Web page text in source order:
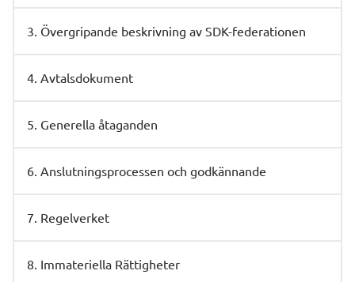
3. Övergripande beskrivning av SDK-federationen
4. Avtalsdokument
5. Generella åtaganden
6. Anslutningsprocessen och godkännande
7. Regelverket
8. Immateriella Rättigheter